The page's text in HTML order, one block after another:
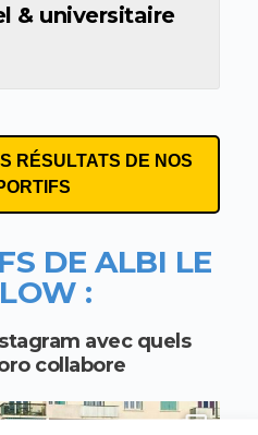
& universitaire
RÉSULTATS DE NOS
DE ALBI LE
:
avec quels
collabore